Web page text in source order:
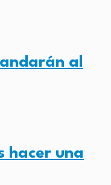
al
hacer una